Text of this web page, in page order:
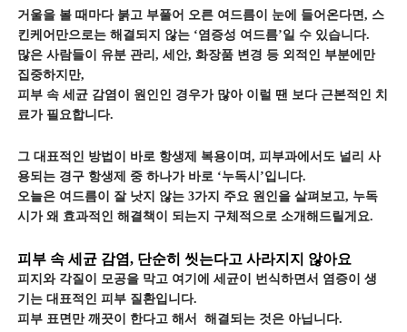
거울을 볼 때마다 붉고 부풀어 오른 여드름이 눈에 들어온다면, 스
킨케어만으로는 해결되지 않는 ‘염증성 여드름’일 수 있습니다.
많은 사람들이 유분 관리, 세안, 화장품 변경 등 외적인 부분에만
집중하지만,
피부 속 세균 감염이 원인인 경우가 많아 이럴 땐 보다 근본적인 치
료가 필요합니다.
그 대표적인 방법이 바로 항생제 복용이며, 피부과에서도 널리 사
용되는 경구 항생제 중 하나가 바로 ‘누독시’입니다.
오늘은 여드름이 잘 낫지 않는 3가지 주요 원인을 살펴보고, 누독
시가 왜 효과적인 해결책이 되는지 구체적으로 소개해드릴게요.
피부 속 세균 감염, 단순히 씻는다고 사라지지 않아요
피지와 각질이 모공을 막고 여기에 세균이 번식하면서 염증이 생
기는 대표적인 피부 질환입니다.
피부 표면만 깨끗이 한다고 해서 해결되는 것은 아닙니다.